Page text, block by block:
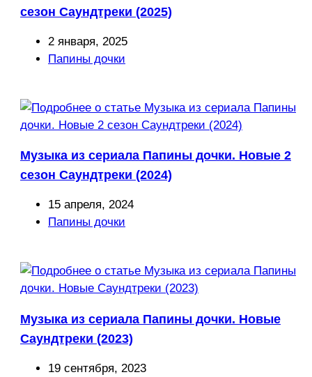
сезон Саундтреки (2025)
Запись
опубликована:
2 января, 2025
Рубрика
Папины дочки
Музыка из сериала Папины дочки. Новые 2
сезон Саундтреки (2024)
Запись
опубликована:
15 апреля, 2024
Рубрика
Папины дочки
Музыка из сериала Папины дочки. Новые
Саундтреки (2023)
Запись
19 сентября, 2023